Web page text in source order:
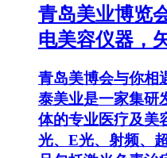
青岛美业博览
电美容仪器，
青岛美博会与你相
泰美业是一家集研
体的专业医疗及美
光、E光、射频、